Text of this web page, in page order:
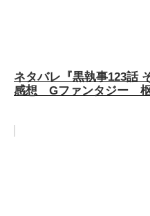
ネタバレ『黒執事123話
感想 Gファンタジー